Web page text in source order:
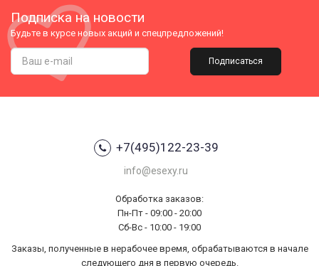
Подписка на новости
Будьте в курсе новых акций и спецпредложений!
Подписаться
+7(495)122-23-39
info@esexy.ru
Обработка заказов:
Пн-Пт - 09:00 - 20:00
Сб-Вс - 10:00 - 19:00
Заказы, полученные в нерабочее время, обрабатываются в начале
следующего дня в первую очередь.